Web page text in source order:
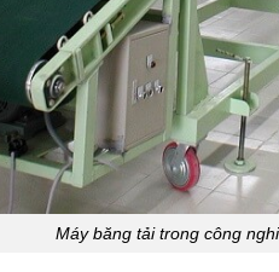
Máy băng tải trong công